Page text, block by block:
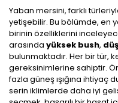
Yaban mersini, farklı
yetişebilir. Bu bölümde, en
birinin özelliklerini
arasında yüksek bush,
bulunmaktadır. Her bir tür,
gereksinimlerine sahiptir.
fazla güneş ışığına ihtiyaç
serin iklimlerde daha iyi